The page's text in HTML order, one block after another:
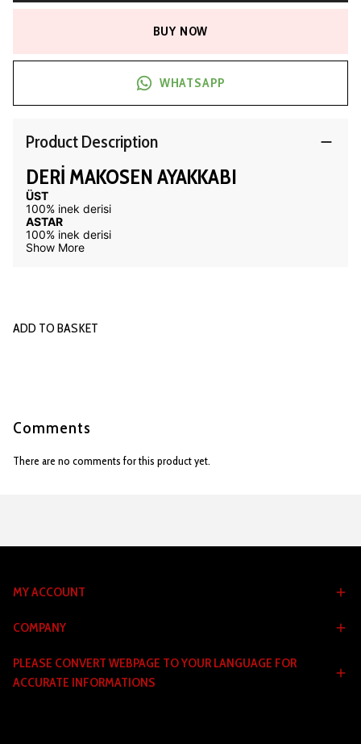
BUY NOW
WHATSAPP
Product Description
DERİ MAKOSEN AYAKKABI
ÜST
100% inek derisi
ASTAR
100% inek derisi
Show More
ADD TO BASKET
Comments
There are no comments for this product yet.
MY ACCOUNT
COMPANY
PLEASE CONVERT WEBPAGE TO YOUR LANGUAGE FOR
ACCURATE INFORMATIONS